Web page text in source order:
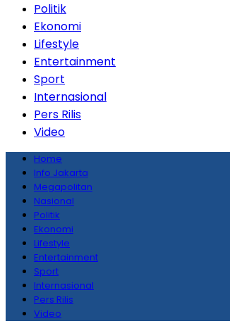
Politik
Ekonomi
Lifestyle
Entertainment
Sport
Internasional
Pers Rilis
Video
Home
Info Jakarta
Megapolitan
Nasional
Politik
Ekonomi
Lifestyle
Entertainment
Sport
Internasional
Pers Rilis
Video